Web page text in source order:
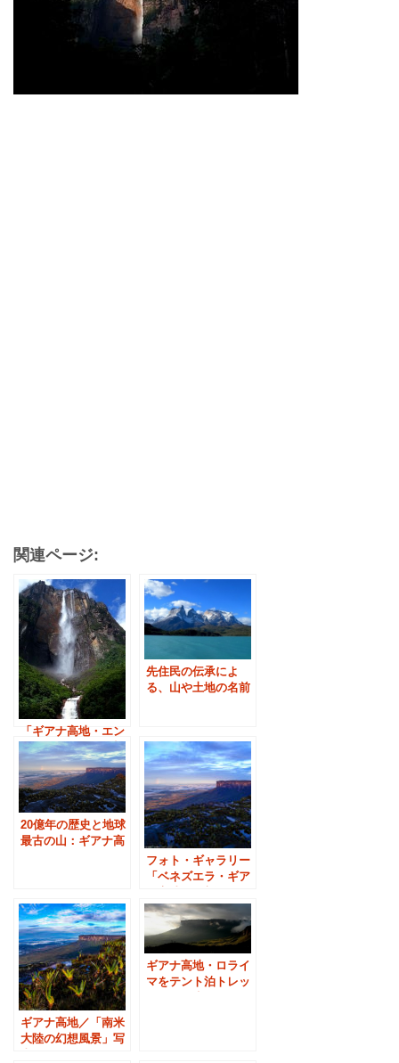
関連ページ:
「ギアナ高地・エン
ジェルフォール展望
ツアー」最短で７日
間で行けます。
先住民の伝承によ
る、山や土地の名前
20億年の歴史と地球
最古の山：ギアナ高
フォト・ギャラリー
「ベネズエラ・ギア
のご案内
ギアナ高地／「南米
大陸の幻想風景」写
ギアナ高地・ロライ
マをテント泊トレッ